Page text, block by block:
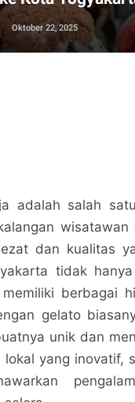
Oktober 22, 2025
adalah salah
dan kualitas
tidak
berbagai
gelato
unik dan
lokal yang inovatif,